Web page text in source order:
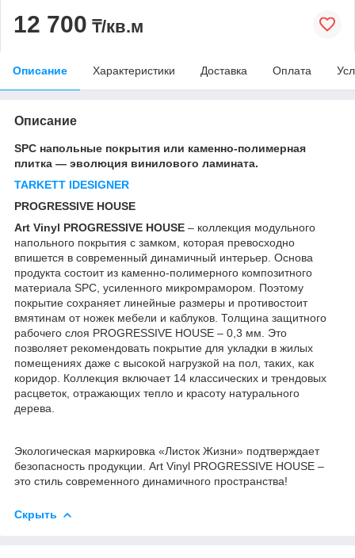
12 700 ₸/кв.м
Описание Характеристики Доставка Оплата
Описание
SPC напольные покрытия или каменно-полимерная
плитка — эволюция винилового ламината.
TARKETT IDESIGNER
PROGRESSIVE HOUSE
Art Vinyl PROGRESSIVE HOUSE – коллекция модульного
напольного покрытия с замком, которая превосходно
впишется в современный динамичный интерьер. Основа
продукта состоит из каменно-полимерного композитного
материала SPC, усиленного микромрамором. Поэтому
покрытие сохраняет линейные размеры и противостоит
вмятинам от ножек мебели и каблуков. Толщина защитного
рабочего слоя PROGRESSIVE HOUSE – 0,3 мм. Это
позволяет рекомендовать покрытие для укладки в жилых
помещениях даже с высокой нагрузкой на пол, таких, как
коридор. Коллекция включает 14 классических и трендовых
расцветок, отражающих тепло и красоту натурального
дерева.
Экологическая маркировка «Листок Жизни» подтверждает
безопасность продукции. Art Vinyl PROGRESSIVE HOUSE –
это стиль современного динамичного пространства!
Скрыть